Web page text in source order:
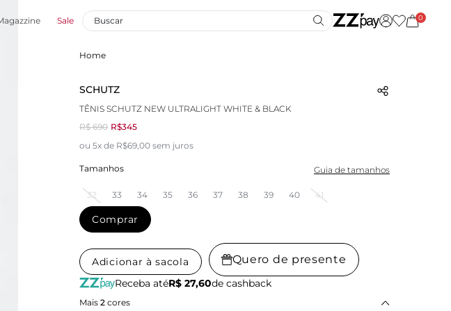
Sale 0
Home
SCHUTZ
TÊNIS SCHUTZ NEW ULTRALIGHT WHITE & BLACK
R$ 690 R$345
ou 5x de R$69,00 sem juros
Tamanhos Guia de tamanhos
32 33 34 35 36 37 38 39 40 41
Comprar
Adicionar à sacola Quero de presente
Receba atéR$ 27,60de cashback
Mais 2 cores